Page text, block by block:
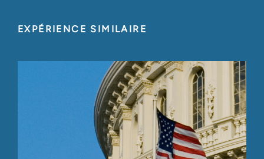
EXPÉRIENCE SIMILAIRE